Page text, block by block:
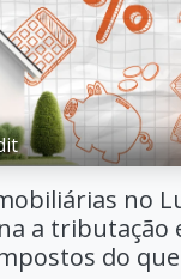
no
a tributação
do